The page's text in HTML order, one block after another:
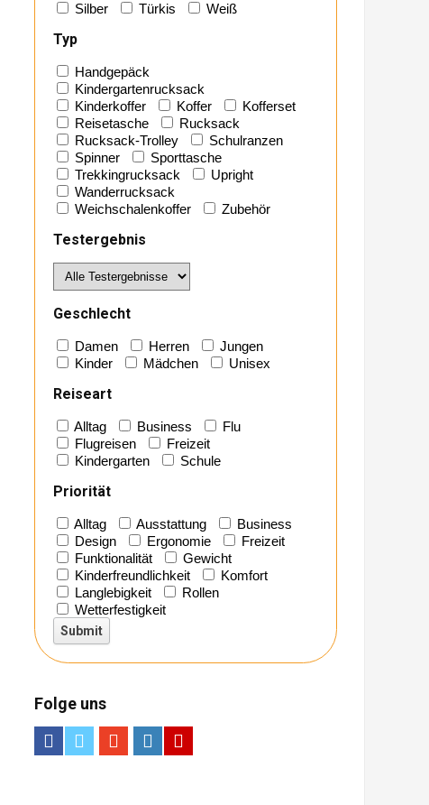
Silber
Türkis Weiß
Typ
Handgepäck
Kindergartenrucksack
Kinderkoffer
Koffer
Kofferset
Reisetasche
Rucksack
Rucksack-Trolley
Schulranzen
Spinner
Sporttasche
Trekkingrucksack
Upright
Wanderrucksack
Weichschalenkoffer
Zubehör
Testergebnis
Geschlecht
Damen Herren
Jungen
Kinder
Mädchen Unisex
Reiseart
Alltag Business
Flu
Flugreisen
Freizeit
Kindergarten
Schule
Priorität
Alltag Ausstattung
Business
Design
Ergonomie
Freizeit
Funktionalität
Gewicht
Kinderfreundlichkeit
Komfort
Langlebigkeit
Rollen
Wetterfestigkeit
Folge uns